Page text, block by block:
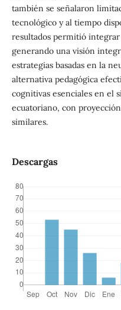
también se señalaron
tecnológico y al tiempo
resultados permitió
generando una visión
estrategias basadas en la
alternativa pedagógica
cognitivas esenciales en el
ecuatoriano, con
similares.
Descargas